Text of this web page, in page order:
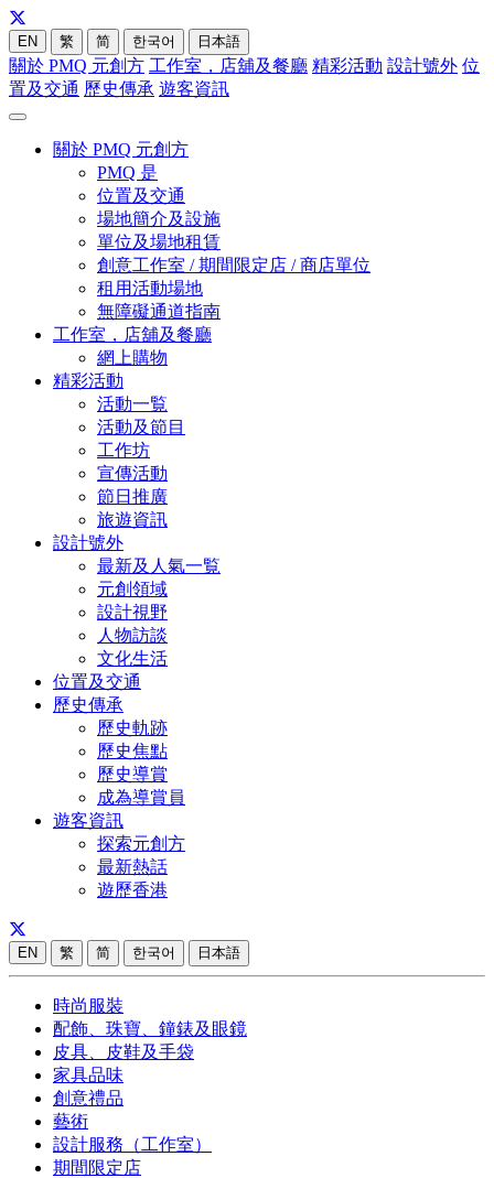
EN 繁 简 한국어 日本語
關於 PMQ 元創方 工作室，店舖及餐廳 精彩活動 設計號外 位
置及交通 歷史傳承 遊客資訊
關於 PMQ 元創方
PMQ 是
位置及交通
場地簡介及設施
單位及場地租賃
創意工作室 / 期間限定店 / 商店單位
租用活動場地
無障礙通道指南
工作室，店舖及餐廳
網上購物
精彩活動
活動一覧
活動及節目
工作坊
宣傳活動
節日推廣
旅遊資訊
設計號外
最新及人氣一覧
元創領域
設計視野
人物訪談
文化生活
位置及交通
歷史傳承
歷史軌跡
歷史焦點
歷史導賞
成為導賞員
遊客資訊
探索元創方
最新熱話
遊歷香港
EN 繁 简 한국어 日本語
時尚服裝
配飾、珠寶、鐘錶及眼鏡
皮具、皮鞋及手袋
家具品味
創意禮品
藝術
設計服務（工作室）
期間限定店